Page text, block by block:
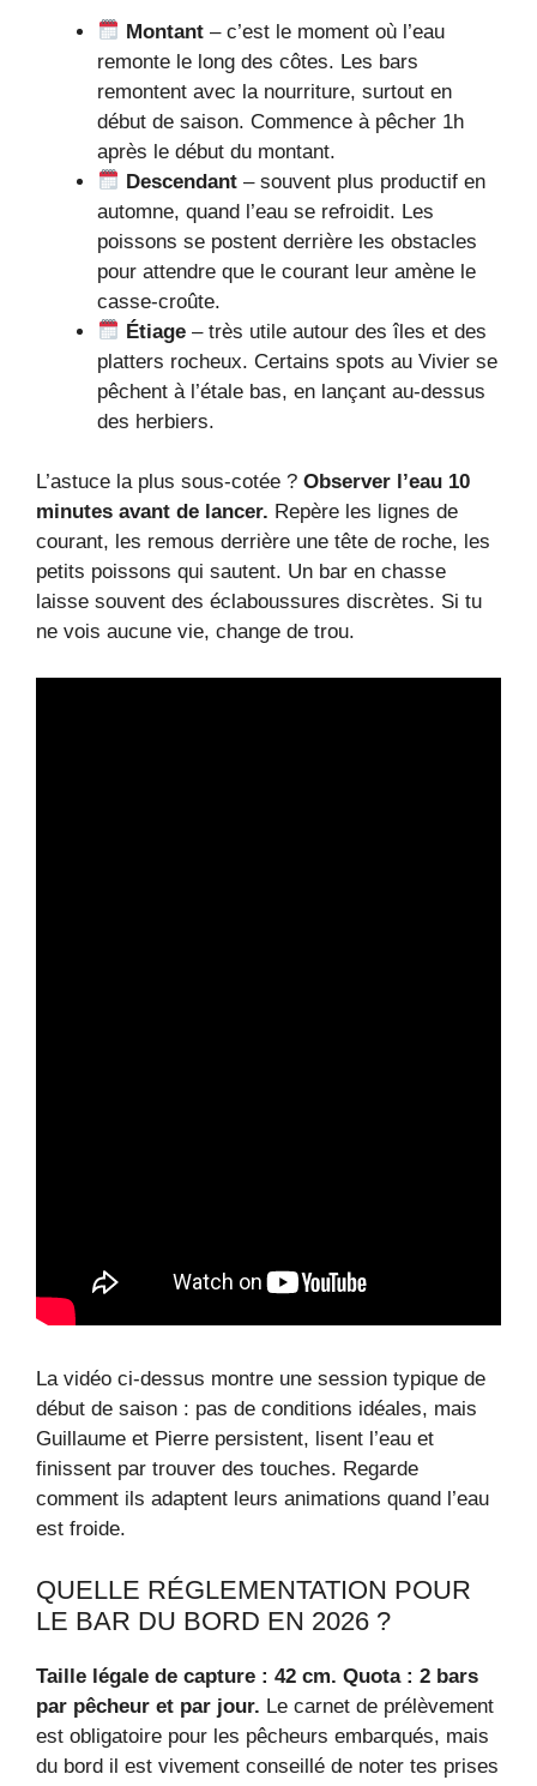
Montant – c’est le moment où l’eau
remonte le long des côtes. Les bars
remontent avec la nourriture, surtout en
début de saison. Commence à pêcher 1h
après le début du montant.
Descendant – souvent plus productif en
automne, quand l’eau se refroidit. Les
poissons se postent derrière les obstacles
pour attendre que le courant leur amène le
casse‑croûte.
Étiage – très utile autour des îles et des
platters rocheux. Certains spots au Vivier se
pêchent à l’étale bas, en lançant au‑dessus
des herbiers.
L’astuce la plus sous‑cotée ? Observer l’eau 10
minutes avant de lancer. Repère les lignes de
courant, les remous derrière une tête de roche, les
petits poissons qui sautent. Un bar en chasse
laisse souvent des éclaboussures discrètes. Si tu
ne vois aucune vie, change de trou.
La vidéo ci‑dessus montre une session typique de
début de saison : pas de conditions idéales, mais
Guillaume et Pierre persistent, lisent l’eau et
finissent par trouver des touches. Regarde
comment ils adaptent leurs animations quand l’eau
est froide.
QUELLE RÉGLEMENTATION POUR
LE BAR DU BORD EN 2026 ?
Taille légale de capture : 42 cm. Quota : 2 bars
par pêcheur et par jour. Le carnet de prélèvement
est obligatoire pour les pêcheurs embarqués, mais
du bord il est vivement conseillé de noter tes prises